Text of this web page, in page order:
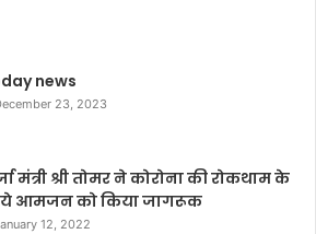
news
23, 2023
मंत्री श्री तोमर ने कोरोना की रोकथाम के
आमजन को किया जागरूक
12, 2022